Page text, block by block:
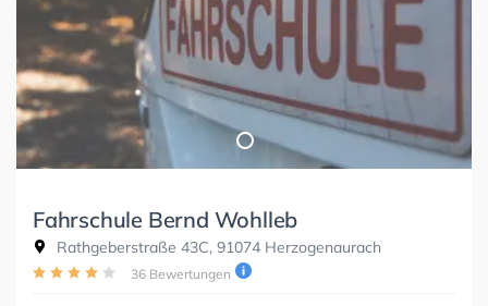
Fahrschule Bernd Wohlleb
Rathgeberstraße 43C, 91074 Herzogenaurach
36 Bewertungen